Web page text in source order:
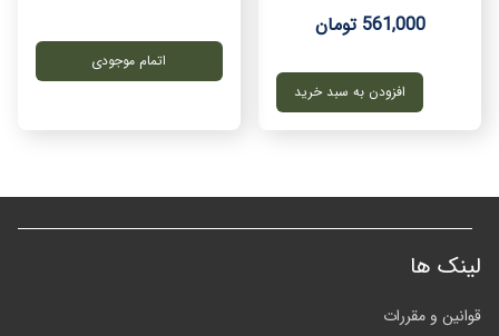
561,000 تومان
افزودن به سبد خرید
اتمام موجودی
لینک ها
قوانین و مقررات